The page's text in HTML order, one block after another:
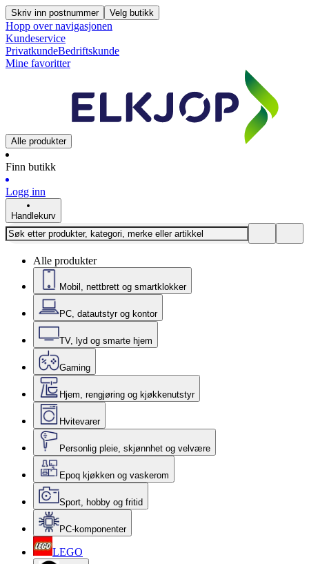
Skriv inn postnummer Velg butikk
Hopp over navigasjonen
Kundeservice
PrivatkundeBedriftskunde
Mine favoritter
Alle produkter
Finn butikk
Logg inn
Handlekurv
Alle produkter
Mobil, nettbrett og smartklokker
PC, datautstyr og kontor
TV, lyd og smarte hjem
Gaming
Hjem, rengjøring og kjøkkenutstyr
Hvitevarer
Personlig pleie, skjønnhet og velvære
Epoq kjøkken og vaskerom
Sport, hobby og fritid
PC-komponenter
LEGO